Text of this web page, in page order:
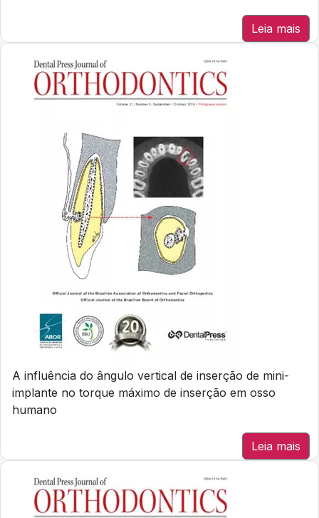
Leia mais
A influência do ângulo vertical de inserção de mini-
implante no torque máximo de inserção em osso
humano
Leia mais